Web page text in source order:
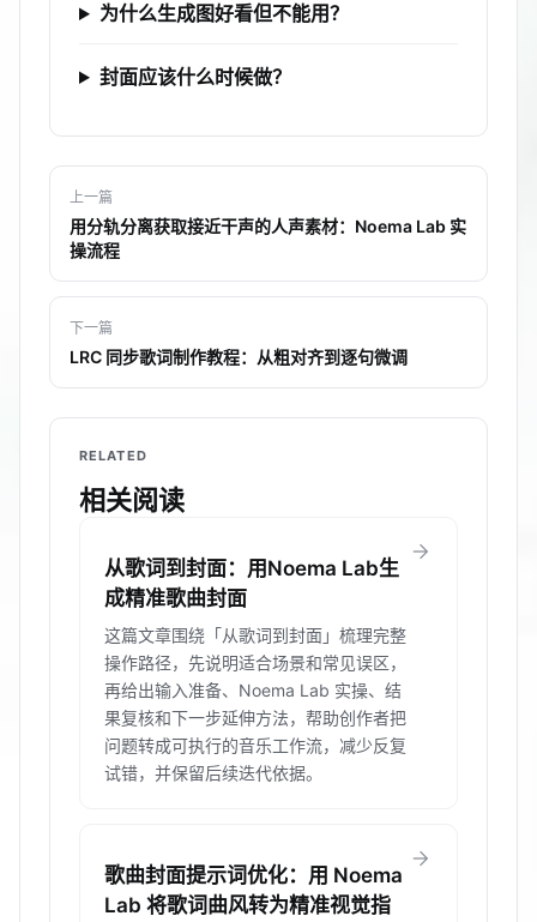
为什么生成图好看但不能用？
封面应该什么时候做？
上一篇
用分轨分离获取接近干声的人声素材：Noema Lab 实
操流程
下一篇
LRC 同步歌词制作教程：从粗对齐到逐句微调
RELATED
相关阅读
从歌词到封面：用Noema Lab生
成精准歌曲封面
这篇文章围绕「从歌词到封面」梳理完整
操作路径，先说明适合场景和常见误区，
再给出输入准备、Noema Lab 实操、结
果复核和下一步延伸方法，帮助创作者把
问题转成可执行的音乐工作流，减少反复
试错，并保留后续迭代依据。
arrow_forward
歌曲封面提示词优化：用 Noema
Lab 将歌词曲风转为精准视觉指
arrow_forward